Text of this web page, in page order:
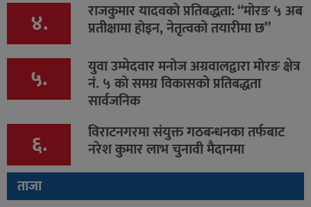
४. राजकुमार यादवको प्रतिबद्धता: “मोरङ ५ अब
प्रतीक्षामा होइन, नेतृत्वको तयारीमा छ”
५. युवा उम्मेदवार मनोज अग्रवालद्वारा मोरङ क्षेत्र
नं. ५ को समग्र विकासको प्रतिबद्धता
सार्वजनिक
६. विराटनगरमा संयुक्त गठबन्धनका तर्फबाट
नरेश कुमार लाभ चुनावी मैदानमा
ताजा